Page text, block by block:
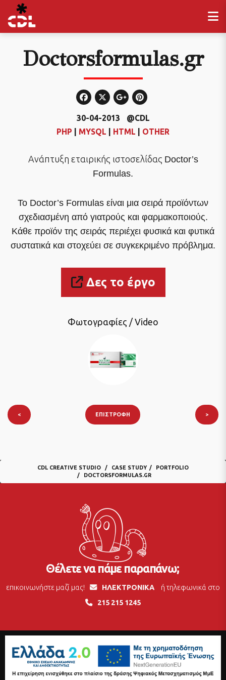
Doctorsformulas.gr
30-04-2013
@CDL
PHP
MYSQL HTML OTHER
Ανάπτυξη εταιρικής ιστοσελίδας Doctor’s
Formulas.
Το Doctor’s Formulas είναι μια σειρά προϊόντων
σχεδιασμένη από γιατρούς και φαρμακοποιούς.
Κάθε προϊόν της σειράς περιέχει φυσικά και φυτικά
συστατικά και στοχεύει σε συγκεκριμένο πρόβλημα.
Δες το έργο
Φωτογραφίες / Video
< ΕΠΙΣΤΡΟΦΉ >
CDL CREATIVE STUDIO CASE STUDY
PORTFOLIO
DOCTORSFORMULAS.GR
Θέλετε να πάμε παραπάνω;
επικοινωνήστε μαζί μας! ΗΛΕΚΤΡΟΝΙΚΑ
ή τηλεφωνικά στο
215 215 1245